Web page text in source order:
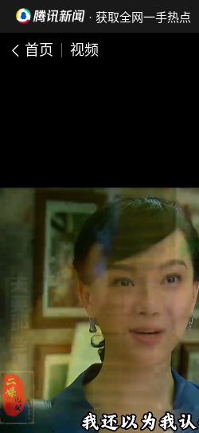
· 获取全网一手热点
首页 视频